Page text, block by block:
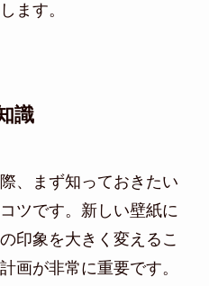
ます。
識
、まず知っておきたい
ツです。新しい壁紙に
印象を大きく変えるこ
画が非常に重要です。